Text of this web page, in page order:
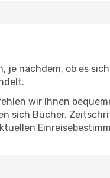
je nachdem, ob es
wir Ihnen
sich Bücher,